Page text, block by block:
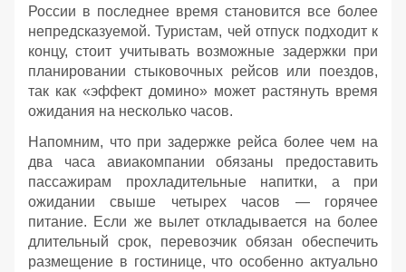
России в последнее время становится все более
непредсказуемой. Туристам, чей отпуск подходит к
концу, стоит учитывать возможные задержки при
планировании стыковочных рейсов или поездов,
так как «эффект домино» может растянуть время
ожидания на несколько часов.
Напомним, что при задержке рейса более чем на
два часа авиакомпании обязаны предоставить
пассажирам прохладительные напитки, а при
ожидании свыше четырех часов — горячее
питание. Если же вылет откладывается на более
длительный срок, перевозчик обязан обеспечить
размещение в гостинице, что особенно актуально